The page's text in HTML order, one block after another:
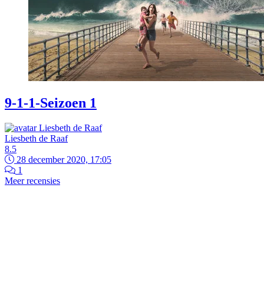
9-1-1-Seizoen 1
Liesbeth de Raaf
8.5
28 december 2020, 17:05
1
Meer recensies